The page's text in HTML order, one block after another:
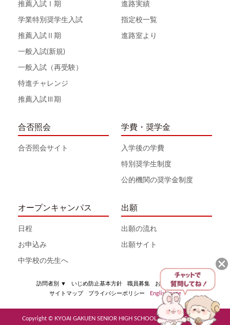
推薦入試Ⅰ期
学業特別奨学生入試
推薦入試Ⅱ期
一般入試(新規)
一般入試（再受験）
特進チャレンジ
推薦入試Ⅲ期
進路実績
指定校一覧
進路室より
合否照会
合否照会サイト
学費・奨学金
入学後の学費
特別奨学生制度
公的機関の奨学金制度
オープンキャンパス
日程
お申込み
中学校の先生へ
出願
出願の流れ
出願サイト
訪問者別 ▼ いじめ防止基本方針 職員募集
お問い合わせ
サイトマップ
プライバシーポリシー English page
Copyright © KYOAI GAKUEN SENIOR HIGH SCHOOL All Rights Reserved